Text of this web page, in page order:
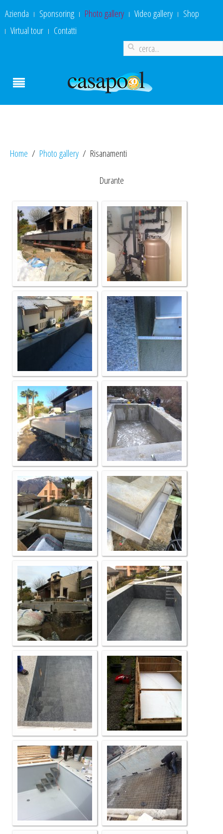
Azienda Sponsoring Photo gallery Video gallery
Shop
Virtual tour
Contatti
Home Photo gallery Risanamenti
Durante